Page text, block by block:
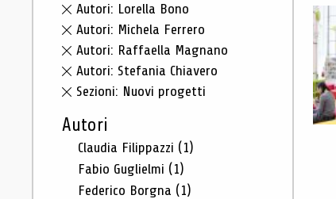
Autori: Lorella Bono
Autori: Michela Ferrero
Autori: Raffaella Magnano
Autori: Stefania Chiavero
Sezioni: Nuovi progetti
Autori
Claudia Filippazzi (1)
Fabio Guglielmi (1)
Federico Borgna (1)